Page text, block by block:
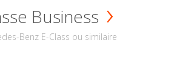
Business
Benz E-Class ou similaire